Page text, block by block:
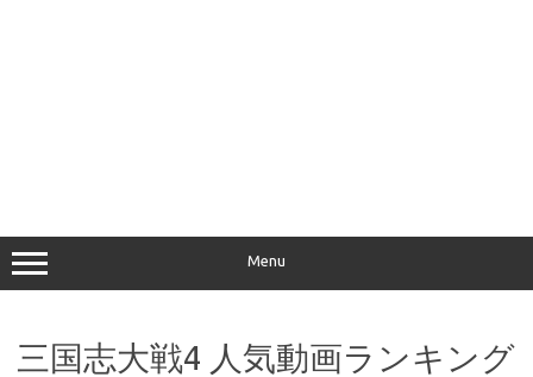
Menu
三国志大戦4 人気動画ランキング